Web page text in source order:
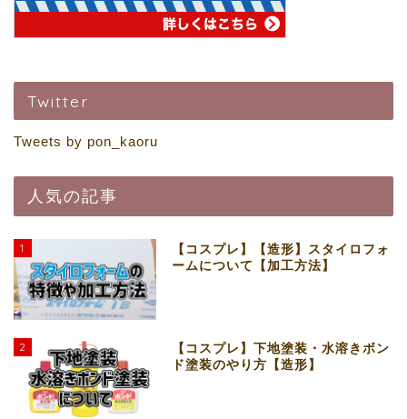
Twitter
Tweets by pon_kaoru
人気の記事
1
【コスプレ】【造形】スタイロフォ
ームについて【加工方法】
2
【コスプレ】下地塗装・水溶きボン
ド塗装のやり方【造形】